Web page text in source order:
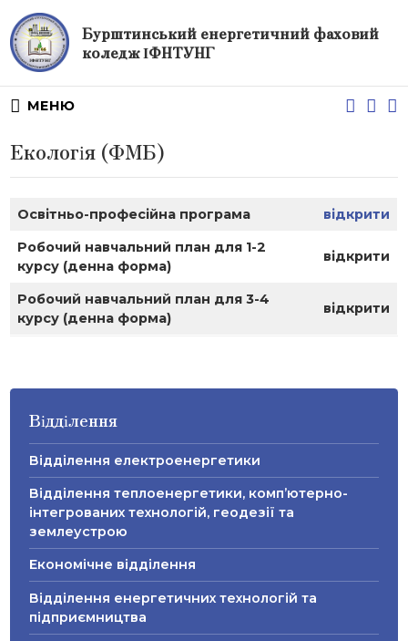
Бурштинський енергетичний фаховий
коледж ІФНТУНГ
МЕНЮ
Екологія (ФМБ)
Освітньо-професійна програма
відкрити
Робочий навчальний план для 1-2
курсу (денна форма)
відкрити
Робочий навчальний план для 3-4
курсу (денна форма)
відкрити
Відділення
Відділення електроенергетики
Відділення теплоенергетики, комп’ютерно-
інтегрованих технологій, геодезії та
землеустрою
Економічне відділення
Відділення енергетичних технологій та
підприємництва